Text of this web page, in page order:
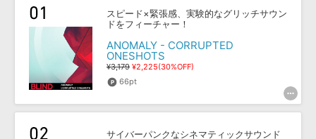
ソフトウェア／ツール »
DAW »
効果音 »
ニュースレター »
SONICWIREブログ »
DTMガイド »
FAQ »
お問い合わせ »
ソフト音源
ソフトウェア／ツール
フォーマット
スピード×緊張感、実験的なグリッチサウン
ドをフィーチャー！
ANOMALY - CORRUPTED
ONESHOTS
¥3,179 ¥2,225(30%OFF)
66pt
サイバーパンクなシネマティックサウンド